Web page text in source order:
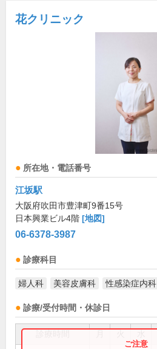
花クリニック
所在地・電話番号
江坂駅
大阪府吹田市豊津町9番15号
日本興業ビル4階 [地図]
06-6378-3987
診療科目
婦人科 美容皮膚科 性感染症内科
診療/受付時間・休診日